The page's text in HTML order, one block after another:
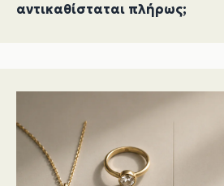
αντικαθίσταται πλήρως;